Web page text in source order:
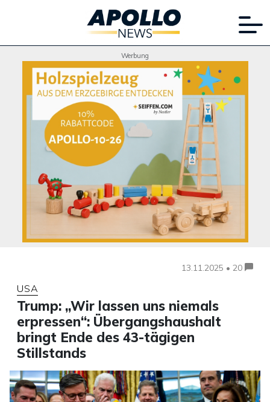
Werbung
13.11.2025 • 20
USA
Trump: „Wir lassen uns niemals
erpressen“: Übergangshaushalt
bringt Ende des 43-tägigen
Stillstands